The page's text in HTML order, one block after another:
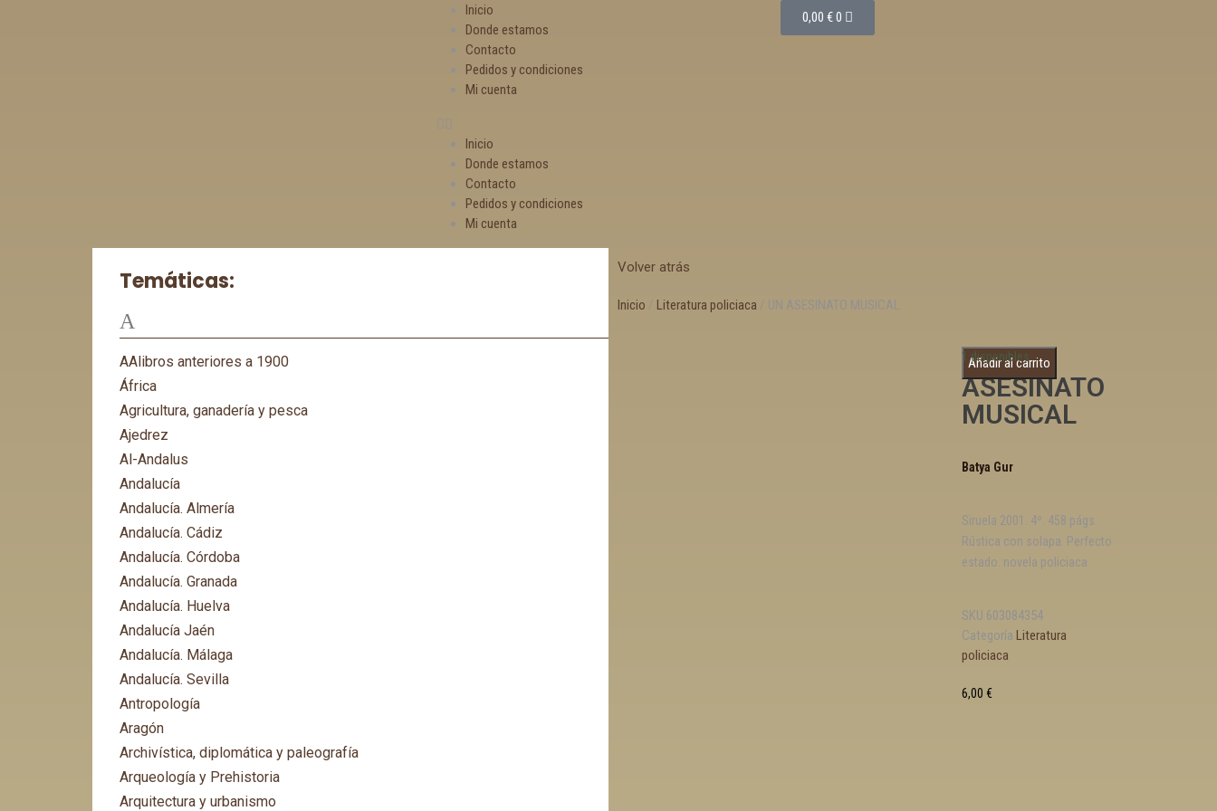
Inicio
Donde estamos
Contacto
Pedidos y condiciones
Mi cuenta
Inicio
Donde estamos
Contacto
Pedidos y condiciones
Mi cuenta
0,00 €0
Temáticas:
A
AAlibros anteriores a 1900
África
Agricultura, ganadería y pesca
Ajedrez
Al-Andalus
Andalucía
Andalucía. Almería
Andalucía. Cádiz
Andalucía. Córdoba
Andalucía. Granada
Andalucía. Huelva
Andalucía Jaén
Andalucía. Málaga
Andalucía. Sevilla
Antropología
Aragón
Archivística, diplomática y paleografía
Arqueología y Prehistoria
Arquitectura y urbanismo
Volver atrás
Inicio / Literatura policiaca / UN ASESINATO MUSICAL
UN
ASESINATO
MUSICAL
Batya Gur
Siruela 2001. 4º. 458 págs.
Rústica con solapa. Perfecto
estado. novela policiaca
SKU 603084354
Categoría Literatura
policiaca
6,00 €
1 disponibles
Añadir al carrito